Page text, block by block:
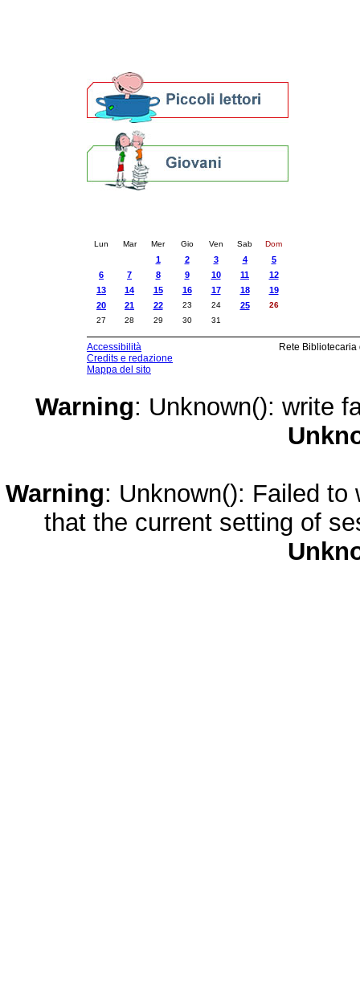
Lun Mar Mer Gio Ven Sab Dom
1 2 3 4
5
6
7 8 9 10 11
12
13
14 15 16 17 18
19
20
21 22 23 24 25
26
27
28 29 30 31
Accessibilità
Credits e redazione
Mappa del sito
Rete
Warning: Unknown(): write
Warning: Unknown(): Failed
that the current setting of